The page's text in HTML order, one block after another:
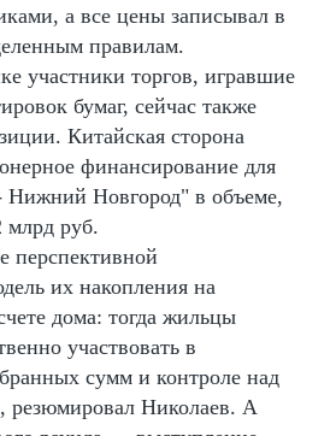
а все цены записывал в
правилам.
участники торгов, игравшие
бумаг, сейчас также
Китайская сторона
финансирование для
Нижний Новгород" в объеме,
млрд руб.
перспективной
их накопления на
дома: тогда жильцы
участвовать в
сумм и контроле над
резюмировал Николаев. А